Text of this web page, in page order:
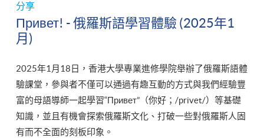
分享
Привет! - 俄羅斯語學習體驗 (2025年1
月)
2025年1月18日，香港大學專業進修學院舉辦了俄羅斯語體
驗課堂，參與者不僅可以通過有趣互動的方式與我們經驗豐
富的母語導師一起學習“Привет”（你好；/privet/）等基礎
知識，並且有機會探索俄羅斯文化、打破一些對俄羅斯人固
有而不全面的刻板印象。